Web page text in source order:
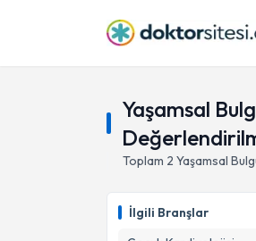
Yaşamsal
Toplam 2 Yaşamsal
İlgili Branşlar